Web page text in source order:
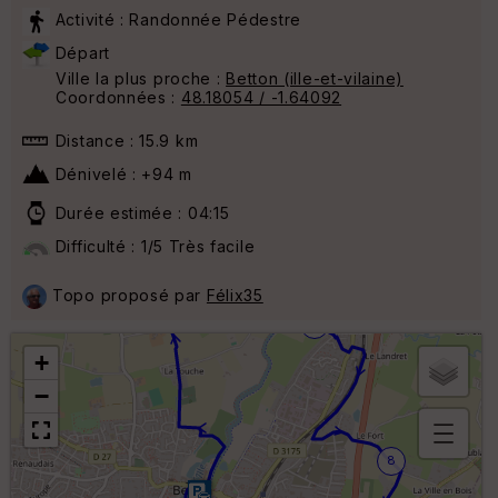
Activité : Randonnée Pédestre
Départ
Ville la plus proche : Betton (ille-et-vilaine)
Coordonnées : 48.18054 / -1.64092
Distance : 15.9 km
Dénivelé : +94 m
Durée estimée : 04:15
Difficulté : 1/5 Très facile
Topo proposé par Félix35
2
4
8
+
−
B
or